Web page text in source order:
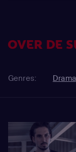
OVER DE
Genres: Drama